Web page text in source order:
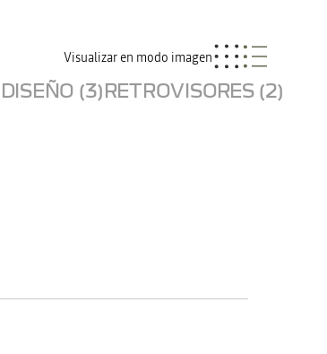
Visualizar en modo imagen
DISEÑO (3)RETROVISORES (2)